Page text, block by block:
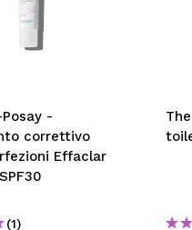
-
correttivo
Effaclar
(1)